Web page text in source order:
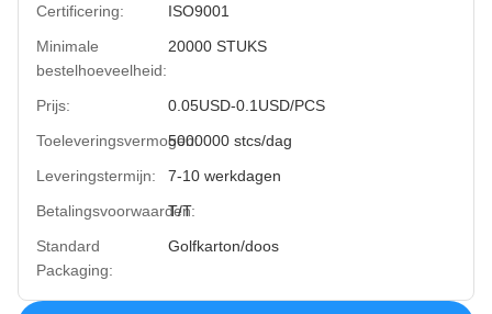
Certificering:
ISO9001
Minimale
bestelhoeveelheid:
20000 STUKS
Prijs:
0.05USD-0.1USD/PCS
Toeleveringsvermogen:5000000 stcs/dag
Leveringstermijn:
7-10 werkdagen
Betalingsvoorwaarden:
T/T
Standard
Packaging:
Golfkarton/doos